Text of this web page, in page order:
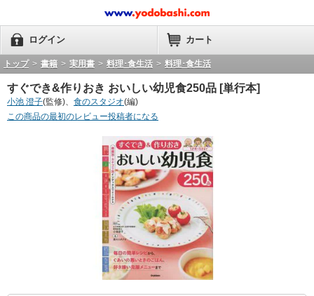
ログイン カート
トップ > 書籍 > 実用書 > 料理･食生活 > 料理･食生活
すぐでき&作りおき おいしい幼児食250品 [単行本]
小池 澄子(監修)、 食のスタジオ(編)
この商品の最初のレビュー投稿者になる